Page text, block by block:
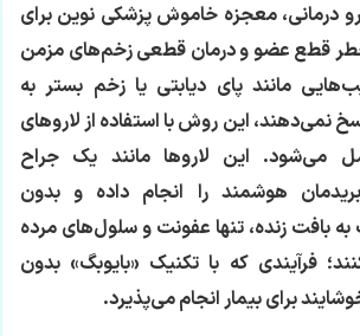
معجزه خاموش پزشکی نوین برای
قطع عضو و درمان قطعی زخم‌های مزمن
مانند پای دیابتی یا زخم بستر به
این روش با استفاده از لاروهای
می‌شود. این لاروها مانند یک جراح
هوشمند را انجام داده و بدون
زنده، تنها عفونت و سلول‌های مرده
فرآیندی که با تکنیک «بایوبگ» بدون
برای بیمار انجام می‌پذیرد.